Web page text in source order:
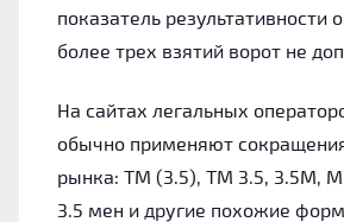
показатель результативности
более трех взятий ворот не
На сайтах легальных
обычно применяют
рынка: ТМ (3.5), ТМ 3.5, 3.5М, М
3.5 мен и другие похожие